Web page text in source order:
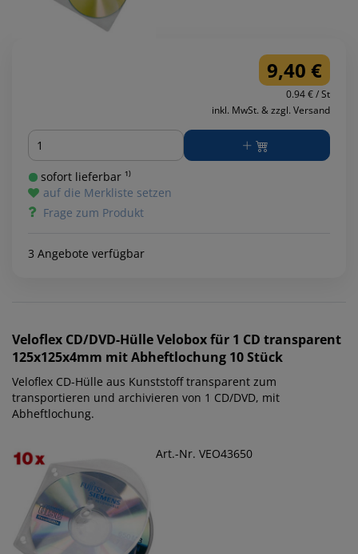
9,40 €
0.94 € / St
inkl. MwSt. & zzgl. Versand
Menge
sofort lieferbar ¹⁾
auf die Merkliste setzen
Frage zum Produkt
3 Angebote verfügbar
Veloflex CD/DVD-Hülle Velobox für 1 CD transparent
125x125x4mm mit Abheftlochung 10 Stück
Veloflex CD-Hülle aus Kunststoff transparent zum
transportieren und archivieren von 1 CD/DVD, mit
Abheftlochung.
Art.-Nr. VEO43650